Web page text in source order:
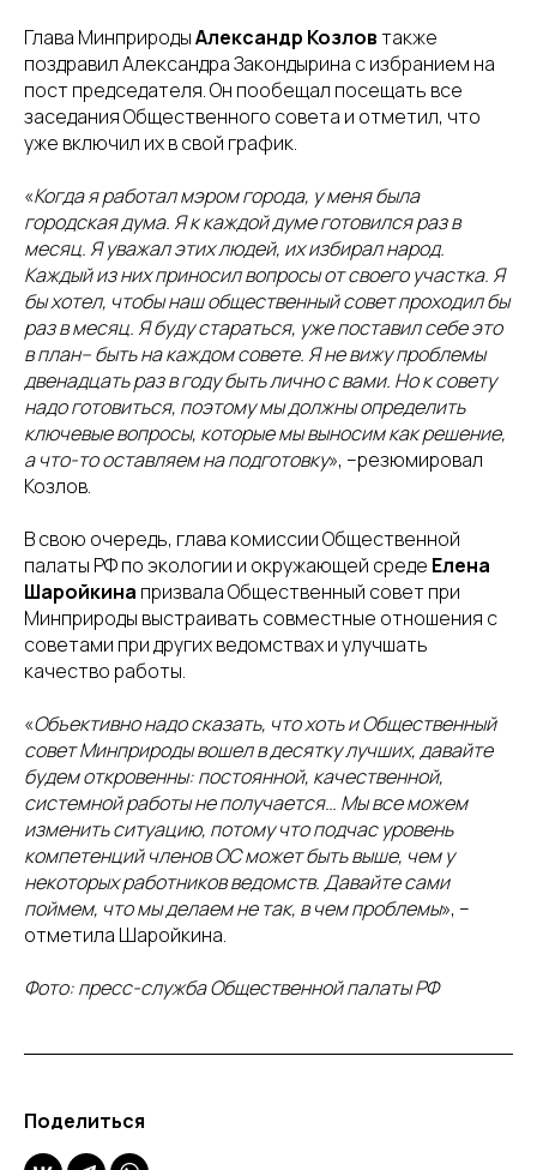
Глава МинприродыАлександр Козловтакже
поздравил Александра Закондырина с избранием на
пост председателя. Он пообещал посещать все
заседания Общественного совета и отметил, что
уже включил их в свой график.
«Когда я работал мэром города, у меня была
городская дума. Я к каждой думе готовился раз в
месяц. Я уважал этих людей, их избирал народ.
Каждый из них приносил вопросы от своего участка. Я
бы хотел, чтобы наш общественный совет проходил бы
раз в месяц. Я буду стараться, уже поставил себе это
в план– быть на каждом совете. Я не вижу проблемы
двенадцать раз в году быть лично с вами. Но к совету
надо готовиться, поэтому мы должны определить
ключевые вопросы, которые мы выносим как решение,
а что-то оставляем на подготовку», –резюмировал
Козлов.
В свою очередь, глава комиссии Общественной
палаты РФ по экологии и окружающей среде Елена
Шаройкина призвала Общественный совет при
Минприроды выстраивать совместные отношения с
советами при других ведомствах и улучшать
качество работы.
«Объективно надо сказать, что хоть и Общественный
совет Минприроды вошел в десятку лучших, давайте
будем откровенны: постоянной, качественной,
системной работы не получается… Мы все можем
изменить ситуацию, потому что подчас уровень
компетенций членов ОС может быть выше, чем у
некоторых работников ведомств. Давайте сами
поймем, что мы делаем не так, в чем проблемы», –
отметила Шаройкина.
Фото: пресс-служба Общественной палаты РФ
Поделиться